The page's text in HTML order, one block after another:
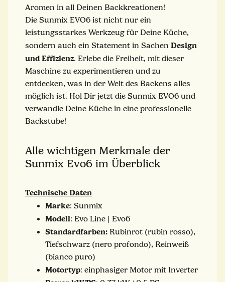
Aromen in all Deinen Backkreationen!
Die Sunmix EVO6 ist nicht nur ein
leistungsstarkes Werkzeug für Deine Küche,
sondern auch ein Statement in Sachen Design
und Effizienz. Erlebe die Freiheit, mit dieser
Maschine zu experimentieren und zu
entdecken, was in der Welt des Backens alles
möglich ist. Hol Dir jetzt die Sunmix EVO6 und
verwandle Deine Küche in eine professionelle
Backstube!
Alle wichtigen Merkmale der
Sunmix Evo6 im Überblick
Technische Daten
Marke: Sunmix
Modell: Evo Line | Evo6
Standardfarben: Rubinrot (rubin rosso),
Tiefschwarz (nero profondo), Reinweiß
(bianco puro)
Motortyp: einphasiger Motor mit Inverter